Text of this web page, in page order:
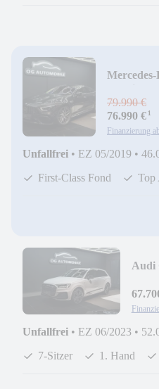
79.990 €
76.990 €¹
Finanzierung
Unfallfrei • EZ 05/2019 •
First-Class Fond
Top
Audi
Unfallfrei • EZ 06/2023 •
7-Sitzer
1. Hand